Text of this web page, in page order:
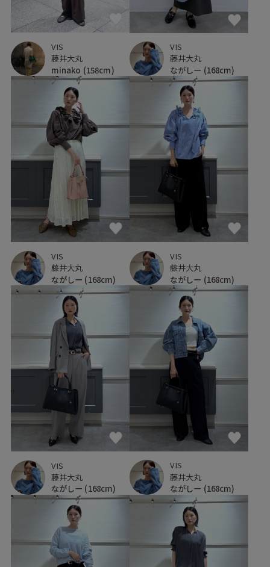
VIS
藤井大丸
minako (158cm)
VIS
藤井大丸
ながしー (168cm)
VIS
藤井大丸
ながしー (168cm)
VIS
藤井大丸
ながしー (168cm)
VIS
藤井大丸
ながしー (168cm)
VIS
藤井大丸
ながしー (168cm)